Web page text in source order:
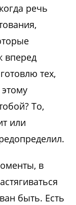
речь
вперед
тех,
То,
или
в
быть. Есть